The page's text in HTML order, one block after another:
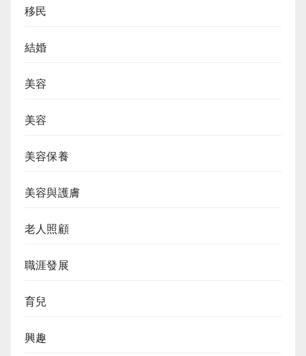
移民
結婚
美容
美容
美容保養
美容與護膚
老人照顧
職涯發展
育兒
興趣